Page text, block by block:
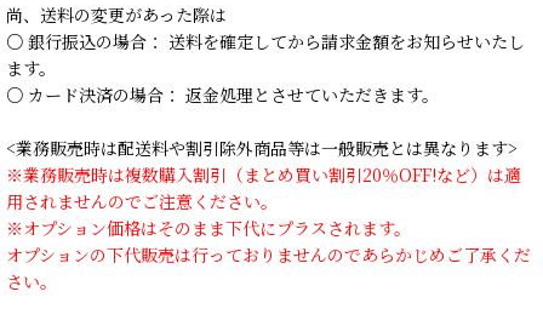
尚、送料の変更があった際は
○ 銀行振込の場合： 送料を確定してから請求金額をお知らせいたし
ます。
○ カード決済の場合： 返金処理とさせていただきます。
<業務販売時は配送料や割引除外商品等は一般販売とは異なります>
※業務販売時は複数購入割引（まとめ買い割引20％OFF!など）は適
用されませんのでご注意ください。
※オプション価格はそのまま下代にプラスされます。
オプションの下代販売は行っておりませんのであらかじめご了承くだ
さい。